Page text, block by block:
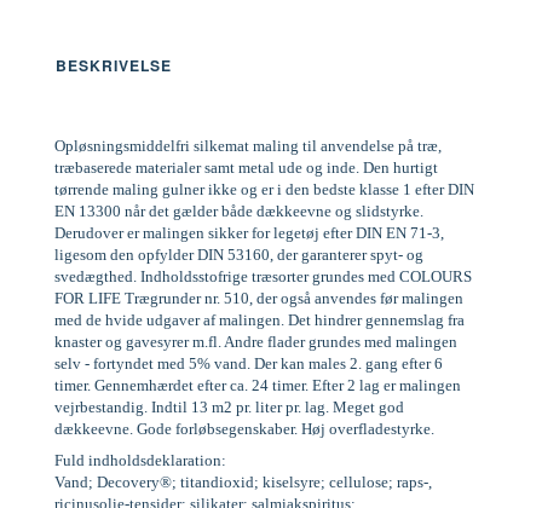
BESKRIVELSE
Opløsningsmiddelfri silkemat maling til anvendelse på træ,
træbaserede materialer samt metal ude og inde. Den hurtigt
tørrende maling gulner ikke og er i den bedste klasse 1 efter DIN
EN 13300 når det gælder både dækkeevne og slidstyrke.
Derudover er malingen sikker for legetøj efter DIN EN 71-3,
ligesom den opfylder DIN 53160, der garanterer spyt- og
svedægthed. Indholdsstofrige træsorter grundes med COLOURS
FOR LIFE Trægrunder nr. 510, der også anvendes før malingen
med de hvide udgaver af malingen. Det hindrer gennemslag fra
knaster og gavesyrer m.fl. Andre flader grundes med malingen
selv - fortyndet med 5% vand. Der kan males 2. gang efter 6
timer. Gennemhærdet efter ca. 24 timer. Efter 2 lag er malingen
vejrbestandig. Indtil 13 m2 pr. liter pr. lag. Meget god
dækkeevne. Gode forløbsegenskaber. Høj overfladestyrke.
Fuld indholdsdeklaration:
Vand; Decovery®; titandioxid; kiselsyre; cellulose; raps-,
ricinusolie-tensider; silikater; salmiakspiritus;